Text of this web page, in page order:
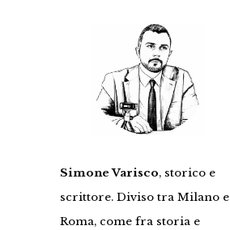
Simone Varisco, storico e
scrittore. Diviso tra Milano e
Roma, come fra storia e